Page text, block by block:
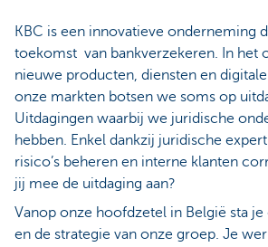
KBC is een innovatieve onderneming
toekomst van bankverzekeren. In het
nieuwe producten, diensten en
onze markten botsen we soms op
Uitdagingen waarbij we juridische
hebben. Enkel dankzij juridische
risico’s beheren en interne klanten
jij mee de uitdaging aan?
Vanop onze hoofdzetel in België sta
en de strategie van onze groep. Je